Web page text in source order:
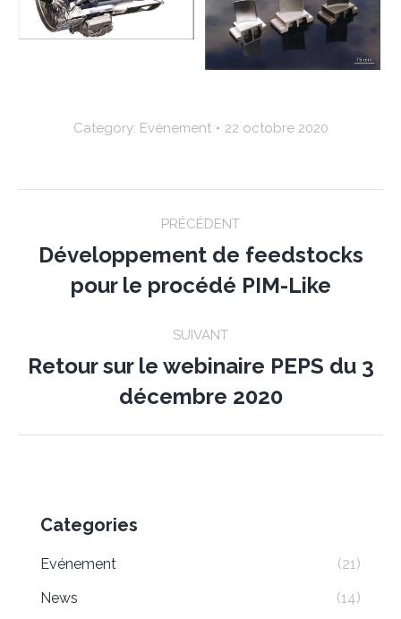
Category: Evénement 22 octobre 2020
navigation
PRÉCÉDENT
Previous
post:
Développement de feedstocks
pour le procédé PIM-Like
SUIVANT
Next
post:
Retour sur le webinaire PEPS du 3
décembre 2020
Categories
Evénement
(21)
News
(14)